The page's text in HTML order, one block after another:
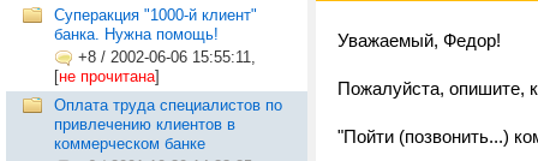
Cуперакция "1000-й клиент"
банка. Нужна помощь!
+8 / 2002-06-06 15:55:11,
[не прочитана]
Оплата труда специалистов по
привлечению клиентов в
коммерческом банке
Уважаемый, Федор!
Пожалуйста, опишите,
"Пойти (позвонить...)